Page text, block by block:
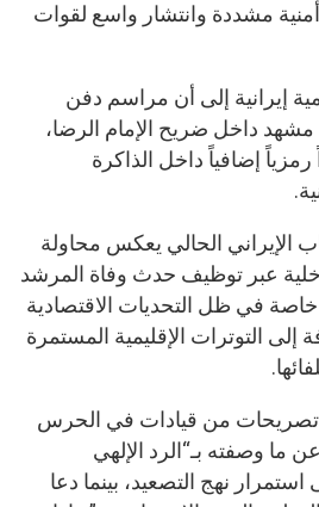
مشددة وانتشار واسع لقوات
إيرانية إلى أن مراسم دفن
داخل ضريح الإمام الرضا،
إضافياً داخل الذاكرة
الإيراني الحالي يعكس محاولة
عبر توظيف حدث وفاة المرشد
في ظل التحديات الاقتصادية
إلى التوترات الإقليمية المستمرة
تصريحات من قيادات في الحرس
ما وصفته بـ“الرد الإلهي
نهج التصعيد، بينما دعا